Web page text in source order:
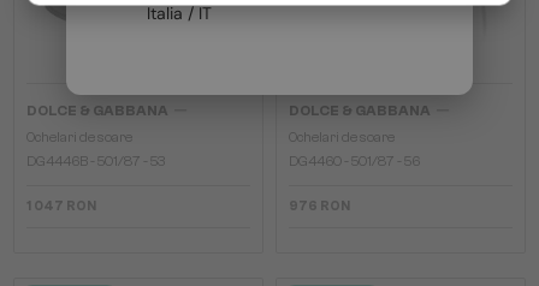
DOLCE & GABBANA
Ochelari de soare
DG4446B - 501/87 - 53
1 047 RON
DOLCE & GABBANA
Ochelari de soare
DG4460 - ​501/87 - ​56
976 RON
Italia / IT